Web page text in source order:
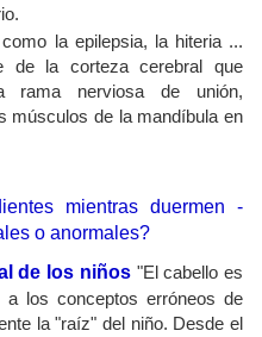
la epilepsia, la hiteria ...
de la corteza cerebral que
rama nerviosa de unión,
músculos de la mandíbula en
de los niños"El cabello es
los conceptos erróneos de
la "raíz" del niño. Desde el